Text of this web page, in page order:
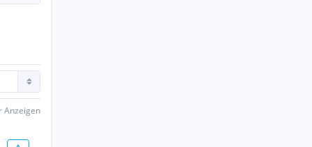
Anzeigen